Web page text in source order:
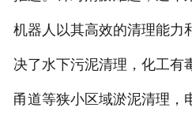
机器人以其高效的清理能力
决了水下污泥清理，化工有
甬道等狭小区域淤泥清理，